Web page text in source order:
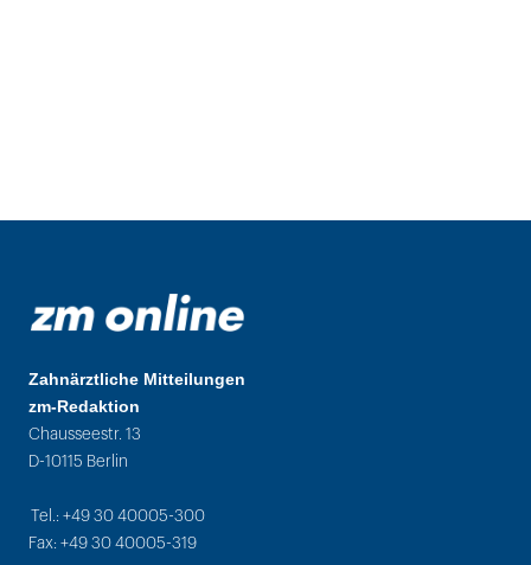
Zahnärztliche Mitteilungen
zm-Redaktion
Chausseestr. 13
D-10115 Berlin
Tel.: +49 30 40005-300
Fax: +49 30 40005-319